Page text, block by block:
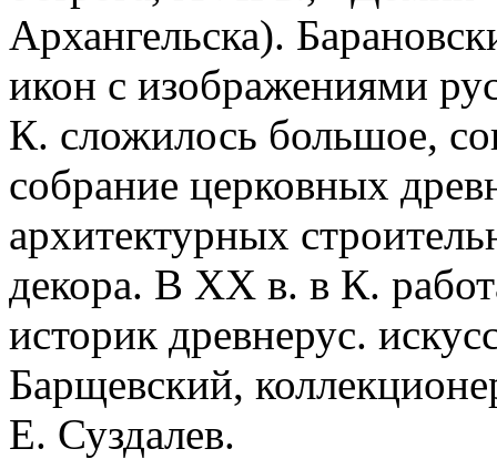
Архангельска).
икон с изображениями
К. сложилось большое,
собрание церковных
архитектурных
декора. В XX в. в К.
историк древнерус.
Барщевский,
Е. Суздалев.